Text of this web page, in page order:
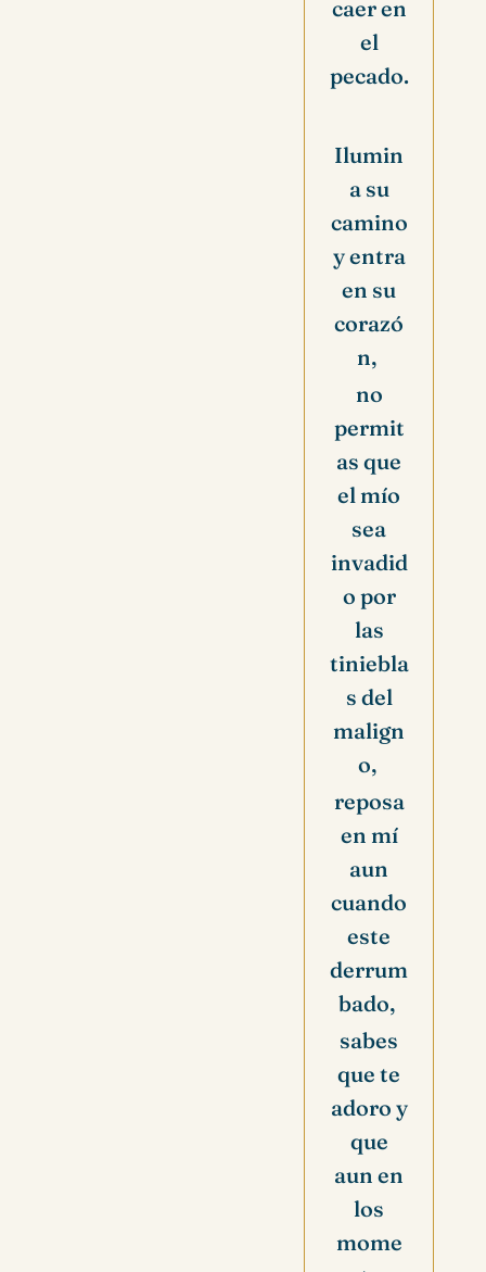
caer en
el
pecado.
Ilumin
a su
camino
y entra
en su
corazó
n,
no
permit
as que
el mío
sea
invadid
o por
las
tiniebla
s del
malign
o,
reposa
en mí
aun
cuando
este
derrum
bado,
sabes
que te
adoro y
que
aun en
los
mome